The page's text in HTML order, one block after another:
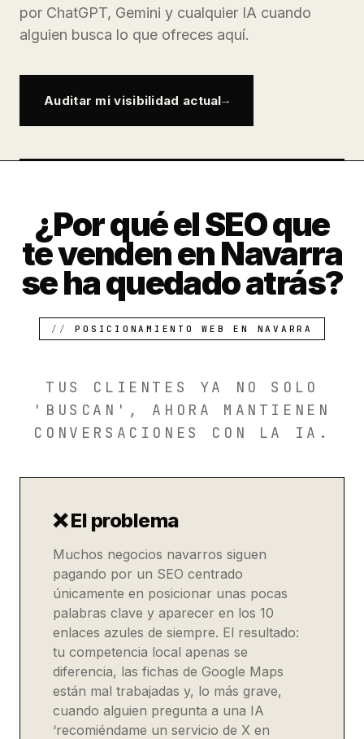
por ChatGPT, Gemini y cualquier IA cuando
alguien busca lo que ofreces aquí.
Auditar mi visibilidad actual
¿Por qué el SEO que
te venden en Navarra
se ha quedado atrás?
POSICIONAMIENTO WEB EN NAVARRA
TUS CLIENTES YA NO SOLO
'BUSCAN', AHORA MANTIENEN
CONVERSACIONES CON LA IA.
❌ El problema
Muchos negocios navarros siguen
pagando por un SEO centrado
únicamente en posicionar unas pocas
palabras clave y aparecer en los 10
enlaces azules de siempre. El resultado:
tu competencia local apenas se
diferencia, las fichas de Google Maps
están mal trabajadas y, lo más grave,
cuando alguien pregunta a una IA
‘recomiéndame un servicio de X en